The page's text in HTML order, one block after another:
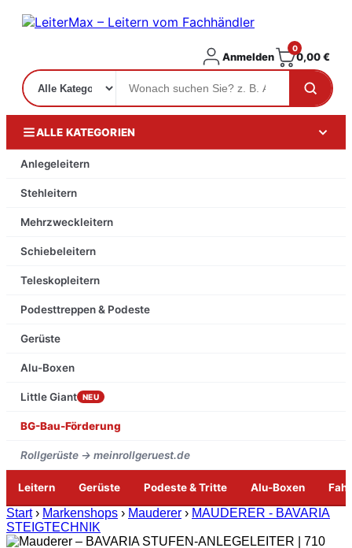
Anmelden
0
0,00€
ALLE KATEGORIEN
Anlegeleitern
Stehleitern
Mehrzweckleitern
Schiebeleitern
Teleskopleitern
Podesttreppen & Podeste
Gerüste
Alu-Boxen
Little Giant NEU
BG-Bau-Förderung
Rollgerüste → meinrollgeruest.de
Leitern Gerüste Podeste & Tritte Alu-Boxen
Zum
Inhalt
springen
Start › Markenshops › Mauderer › MAUDERER - BAVARIA
STEIGTECHNIK